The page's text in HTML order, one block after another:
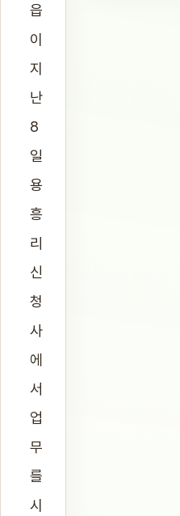
읍
이
지
난
8
일
용
흥
리
신
청
사
에
서
업
무
를
시